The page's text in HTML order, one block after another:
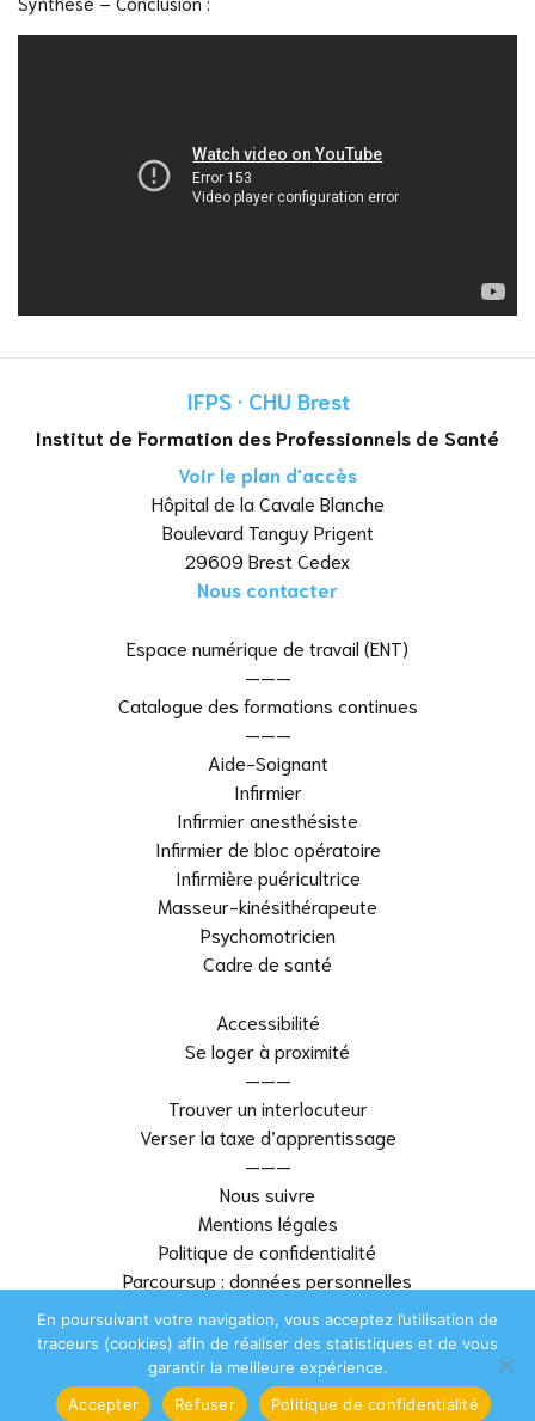
IFPS · CHU Brest
Institut de Formation des Professionnels de Santé
Voir le plan d'accès
Hôpital de la Cavale Blanche
Boulevard Tanguy Prigent
29609 Brest Cedex
Nous contacter
Espace numérique de travail (ENT)
———
Catalogue des formations continues
———
Aide-Soignant
Infirmier
Infirmier anesthésiste
Infirmier de bloc opératoire
Infirmière puéricultrice
Masseur-kinésithérapeute
Psychomotricien
Cadre de santé
Accessibilité
Se loger à proximité
———
Trouver un interlocuteur
Verser la taxe d’apprentissage
———
Nous suivre
Mentions légales
Politique de confidentialité
Parcoursup : données personnelles
———
Plan du site
Réalisation Zip.fr | Agence digitale & CMS IFPS Brest
En poursuivant votre navigation, vous acceptez l’utilisation de
traceurs (cookies) afin de réaliser des statistiques et de vous
garantir la meilleure expérience.
Accepter
Refuser Politique de confidentialité